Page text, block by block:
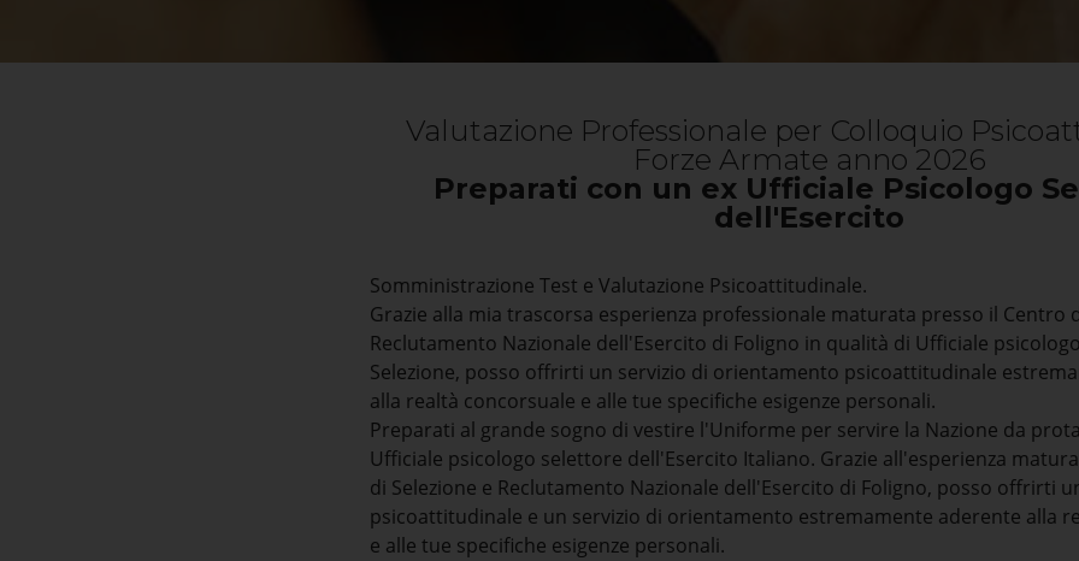
Valutazione Professionale per Colloquio
Forze Armate anno 2026
Preparati con un ex Ufficiale Psicologo
dell'Esercito
Somministrazione Test e Valutazione Psicoattitudinale.
Grazie alla mia trascorsa esperienza professionale maturata presso il Centro
Reclutamento Nazionale dell'Esercito di Foligno in qualità di Ufficiale
Selezione, posso offrirti un servizio di orientamento psicoattitudinale
alla realtà concorsuale e alle tue specifiche esigenze personali.
Preparati al grande sogno di vestire l'Uniforme per servire la Nazione da
Ufficiale psicologo selettore dell'Esercito Italiano. Grazie all'esperienza
di Selezione e Reclutamento Nazionale dell'Esercito di Foligno, posso offrirti
psicoattitudinale e un servizio di orientamento estremamente aderente alla
e alle tue specifiche esigenze personali.